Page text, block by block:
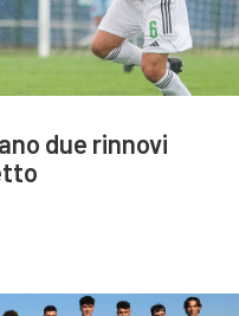
due rinnovi